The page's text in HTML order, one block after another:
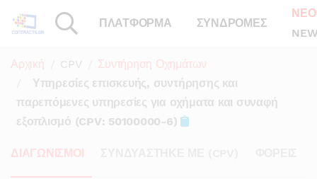
ΠΛΑΤΦΟΡΜΑ ΣΥΝΔΡΟΜΕΣ
Αρχική CPV
Συντήρηση Οχημάτων
Υπηρεσίες επισκευής, συντήρησης και
παρεπόμενες υπηρεσίες για οχήματα και συναφή
εξοπλισμό (CPV: 50100000-6)
ΔΙΑΓΩΝΙΣΜΟΙ